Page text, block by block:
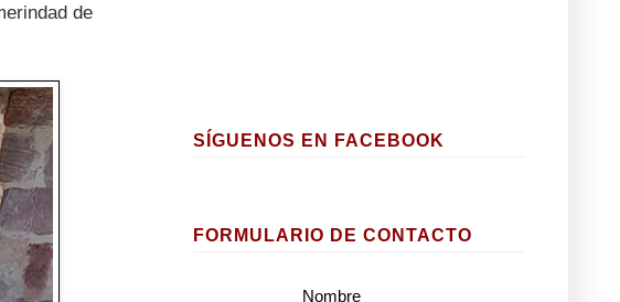
de
SÍGUENOS EN FACEBOOK
FORMULARIO DE CONTACTO
Nombre